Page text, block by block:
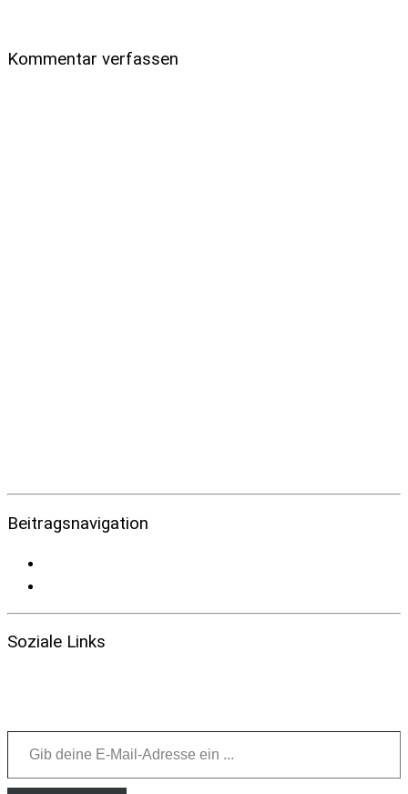
Kommentar verfassen
Beitragsnavigation
Soziale Links
Gib deine E-Mail-Adresse ein ...